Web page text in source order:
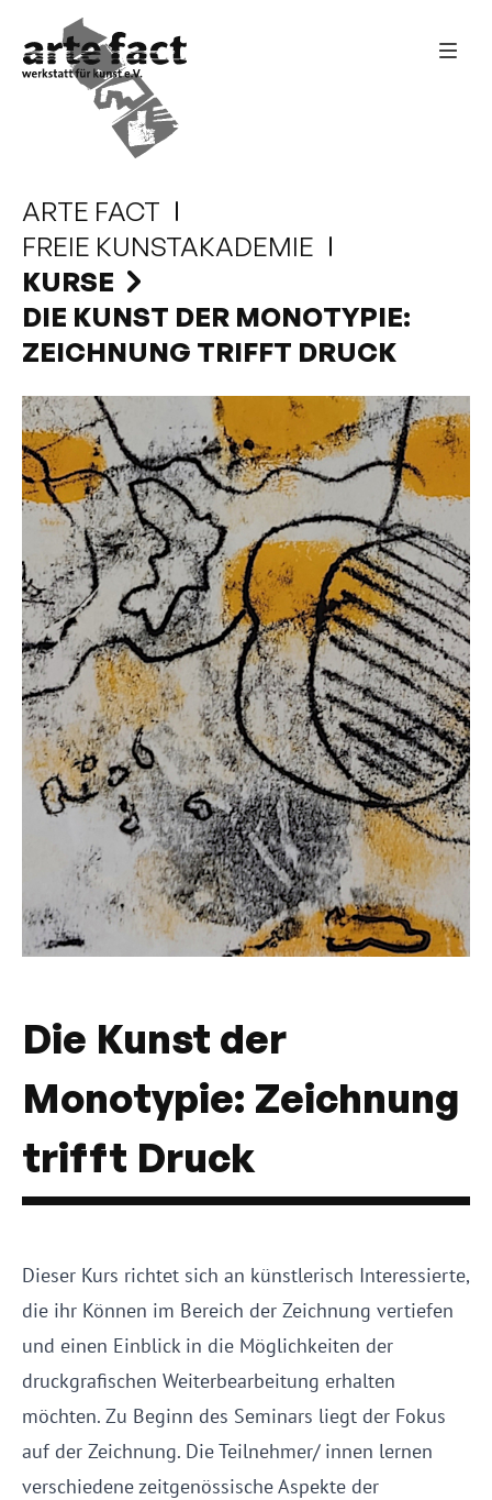
ARTE FACT
FREIE KUNSTAKADEMIE
KURSE
DIE KUNST DER MONOTYPIE:
ZEICHNUNG TRIFFT DRUCK
Die Kunst der
Monotypie: Zeichnung
trifft Druck
Dieser Kurs richtet sich an künstlerisch Interessierte,
die ihr Können im Bereich der Zeichnung vertiefen
und einen Einblick in die Möglichkeiten der
druckgrafischen Weiterbearbeitung erhalten
möchten. Zu Beginn des Seminars liegt der Fokus
auf der Zeichnung. Die Teilnehmer/ innen lernen
verschiedene zeitgenössische Aspekte der